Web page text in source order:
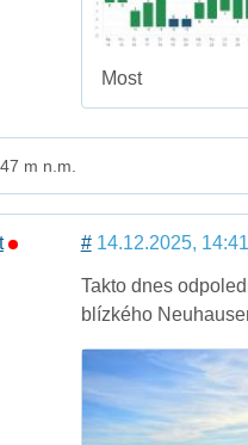
Most
m n.m.
#14.12.2025, 14:41
Takto dnes
blízkého